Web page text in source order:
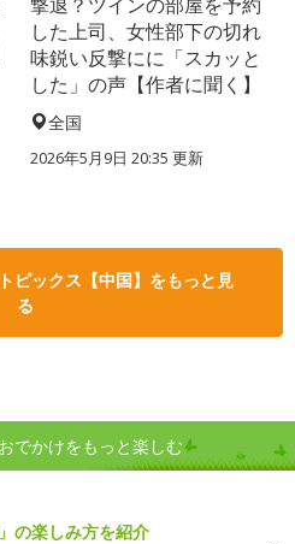
した上司、女性部下の切れ
味鋭い反撃にに「スカッと
した」の声【作者に聞く】
全国
2026年5月9日 20:35 更新
ピックス【中国】をもっと見
る
でかけをもっと楽しむ
の楽しみ方を紹介